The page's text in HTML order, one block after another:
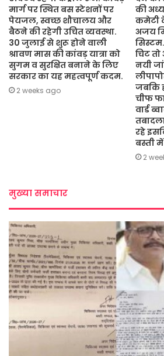
मार्ग पर स्थित बस स्टेशनों पर
पेयजल, स्वच्छ शौचालय और
बैठने की रहेगी उचित व्यवस्था.
30 जुलाई से शुरू होने वाली
श्रावण मास की कांवड़ यात्रा को
सुगम व सुरक्षित बनाने के लिए
सरकार का यह महत्वपूर्ण कदम.
2 weeks ago
की
कमेटी
अजय
चिट
नयी
जबकि
चीफ
वार्ड
रहे
बस्ती
2
मुख्या समाचार